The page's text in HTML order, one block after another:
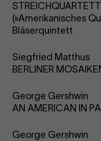
(»Amerikanisches
Bläserquintett
Siegfried Matthus
BERLINER
George Gershwin
AN AMERICAN IN
George Gershwin